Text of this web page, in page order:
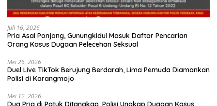
Juli 16, 2026
Pria Asal Ponjong, Gunungkidul Masuk Daftar Pencarian
Orang Kasus Dugaan Pelecehan Seksual
Mei 26, 2026
Duel Live TikTok Berujung Berdarah, Lima Pemuda Diamankan
Polisi di Karangmojo
Mei 12, 2026
Dua Pria di Patuk Ditangkap, Polisi Ungkap Dugaan Kasus